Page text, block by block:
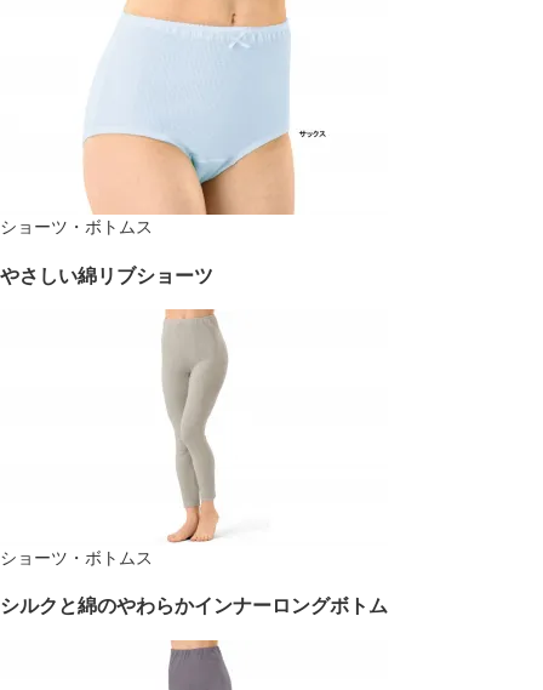
ショーツ・ボトムス
やさしい綿リブショーツ
ショーツ・ボトムス
シルクと綿のやわらかインナーロングボトム